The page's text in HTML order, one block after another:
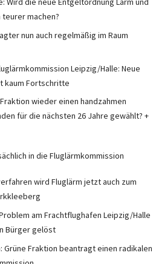
machen?
nun auch regelmäßig im Raum
Leipzig/Halle: Neue
kaum Fortschritte
wieder einen handzahmen
für die nächsten 26 Jahre gewählt? +
in die Fluglärmkommission
wird Fluglärm jetzt auch zum
am Frachtflughafen Leipzig/Halle
Bürger gelöst
Grüne Fraktion beantragt einen radikalen